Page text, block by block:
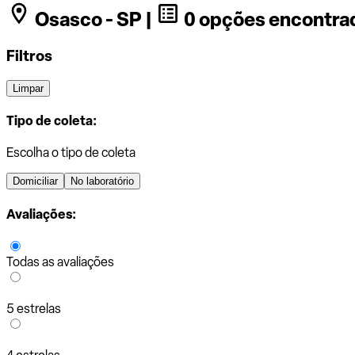
Osasco - SP | 0 opções
Filtros
Limpar
Tipo de coleta:
Escolha o tipo de coleta
Domiciliar No laboratório
Avaliações:
Todas as avaliações
5 estrelas